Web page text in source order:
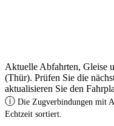
Aktuelle Abfahrten, Gleise
(Thür). Prüfen Sie die
aktualisieren Sie den
ⓘ Die Zugverbindungen mit
Echtzeit sortiert.